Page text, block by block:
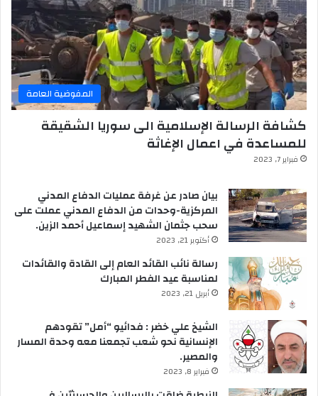
المفوضية العامة
كشافة الرسالة الإسلامية الى سوريا الشقيقة
للمساعدة في اعمال الإغاثة
فبراير 7, 2023
بيان صادر عن غرفة عمليات الدفاع المدني
المركزية-وحدات من الدفاع المدني عملت على
سحب جثمان الشهيد إسماعيل أحمد الزين.
أكتوبر 21, 2023
رسالة نائب القائد العام إلى القادة والقائدات
لمناسبة عيد الفطر المبارك
أبريل 21, 2023
الشيخ علي خضر : فدائيو “أمل” تقودهم
الإنسانية نحو شعب تجمعنا معه وحدة المسار
والمصير.
فبراير 8, 2023